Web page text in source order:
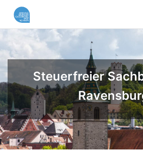
content
Steuerfreier